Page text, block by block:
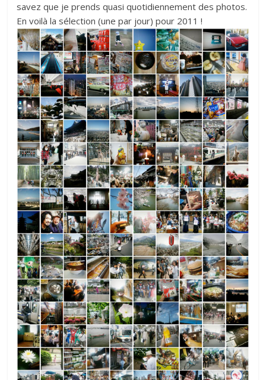
savez que je prends quasi quotidiennement des photos.
En voilà la sélection (une par jour) pour 2011 !